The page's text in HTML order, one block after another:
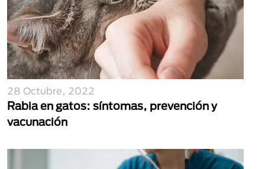
28 Octubre, 2022
Rabia en gatos: síntomas, prevención y
vacunación